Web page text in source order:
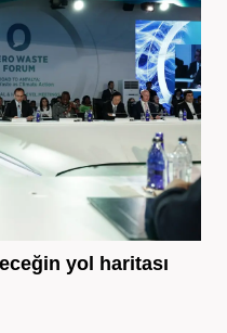
yol haritası